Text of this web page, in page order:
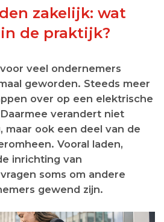
zakelijk: wat
de praktijk?
veel ondernemers
geworden. Steeds meer
over op een elektrische
verandert niet
maar ook een deel van de
Vooral laden,
inrichting van
soms om andere
gewend zijn.